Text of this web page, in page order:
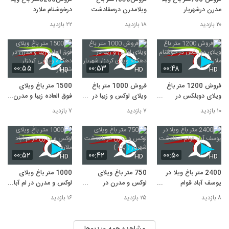
مدرن درشهریار
۲۰ بازدید
ویلامدرن درصفادشت
۱۸ بازدید
درخوشنام ملارد
۲۲ بازدید
۰۰:۴۸ HD
فروش 1200 متر باغ
ویلای دوبلکس در
خوشنام ملارد۱۰ بازدید
۰۰:۵۳ HD
فروش 1000 متر باغ
ویلای لوکس و زیبا در
دهکده ویلای کردزار
شهریار
۷ بازدید
۰۰:۵۵ HD
1500 متر باغ ویلای
فوق العاده زیبا و مدرن
در دهکده ویلایی کردزار
شهریار
۷ بازدید
۰۰:۵۰ HD
2400 متر باغ ویلا در
یوسف آباد قوام
صفادشت۸ بازدید
۰۰:۴۲ HD
750 متر باغ ویلای
لوکس و مدرن در
باغدشت شهریار ( بکه )
۲۵ بازدید
۰۰:۵۲ HD
1000 متر باغ ویلای
لوکس و مدرن در لم آباد
ملارد
۱۶ بازدید